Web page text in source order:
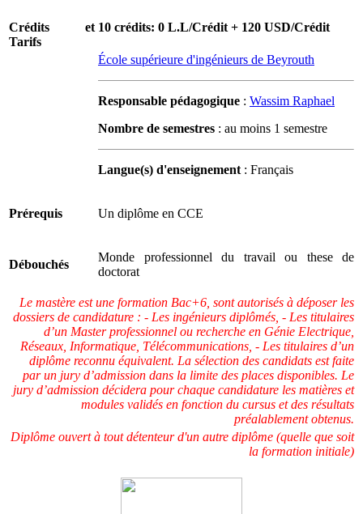
Crédits et
Tarifs
10 crédits: 0 L.L/Crédit + 120 USD/Crédit
École supérieure d'ingénieurs de Beyrouth
Responsable pédagogique : Wassim Raphael
Nombre de semestres : au moins 1 semestre
Langue(s) d'enseignement: Français
Prérequis Un diplôme en CCE
Débouchés
Monde professionnel du travail ou these de
doctorat
Le mastère est une formation Bac+6, sont autorisés à déposer les
dossiers de candidature : - Les ingénieurs diplômés, - Les titulaires
d’un Master professionnel ou recherche en Génie Electrique,
Réseaux, Informatique, Télécommunications, - Les titulaires d’un
diplôme reconnu équivalent. La sélection des candidats est faite
par un jury d’admission dans la limite des places disponibles. Le
jury d’admission décidera pour chaque candidature les matières et
modules validés en fonction du cursus et des résultats
préalablement obtenus.
Diplôme ouvert à tout détenteur d'un autre diplôme (quelle que soit
la formation initiale)